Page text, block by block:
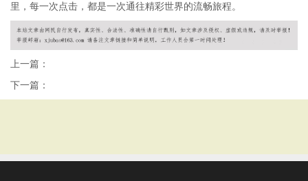
里，每一次点击，都是一次通往精彩世界的流畅旅程。
上一篇：
下一篇：